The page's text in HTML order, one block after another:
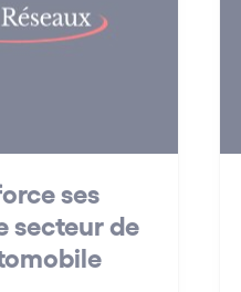
ses
secteur de